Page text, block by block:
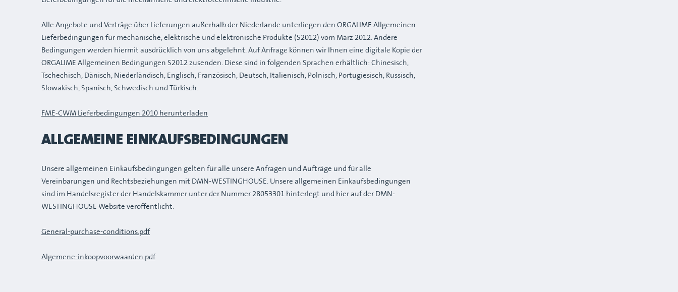
Alle Angebote und Verträge über Lieferungen außerhalb der Niederlande unterliegen den ORGALIME Allgemeinen
Lieferbedingungen für mechanische, elektrische und elektronische Produkte (S2012) vom März 2012. Andere
Bedingungen werden hiermit ausdrücklich von uns abgelehnt. Auf Anfrage können wir Ihnen eine digitale Kopie der
ORGALIME Allgemeinen Bedingungen S2012 zusenden. Diese sind in folgenden Sprachen erhältlich: Chinesisch,
Tschechisch, Dänisch, Niederländisch, Englisch, Französisch, Deutsch, Italienisch, Polnisch, Portugiesisch, Russisch,
Slowakisch, Spanisch, Schwedisch und Türkisch.
FME-CWM Lieferbedingungen 2010 herunterladen
ALLGEMEINE EINKAUFSBEDINGUNGEN
Unsere allgemeinen Einkaufsbedingungen gelten für alle unsere Anfragen und Aufträge und für alle
Vereinbarungen und Rechtsbeziehungen mit DMN-WESTINGHOUSE. Unsere allgemeinen Einkaufsbedingungen
sind im Handelsregister der Handelskammer unter der Nummer 28053301 hinterlegt und hier auf der DMN-
WESTINGHOUSE Website veröffentlicht.
General-purchase-conditions.pdf
Algemene-inkoopvoorwaarden.pdf